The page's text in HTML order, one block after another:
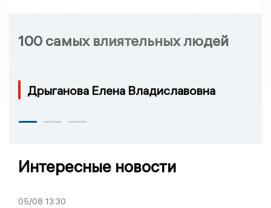
100 самых влиятельных людей
Дрыганова Елена Владиславовна
Интересные новости
05/08 13:30